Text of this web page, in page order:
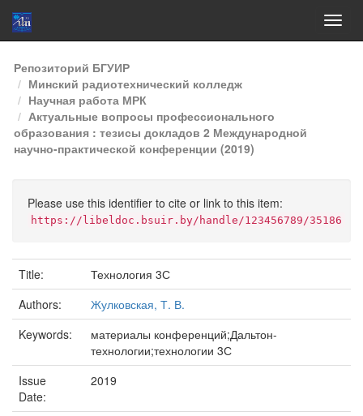
Skip
navigation
Репозиторий БГУИР
Минский радиотехнический колледж
Научная работа МРК
Актуальные вопросы профессионального
образования : тезисы докладов 2 Международной
научно-практической конференции (2019)
Please use this identifier to cite or link to this item:
https://libeldoc.bsuir.by/handle/123456789/35186
Title:
Технология 3С
Authors:
Жулковская, Т. В.
Keywords:
материалы конференций;Дальтон-
технологии;технологии 3С
Issue
Date:
2019